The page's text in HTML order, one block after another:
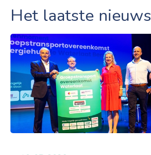
Het laatste nieuws